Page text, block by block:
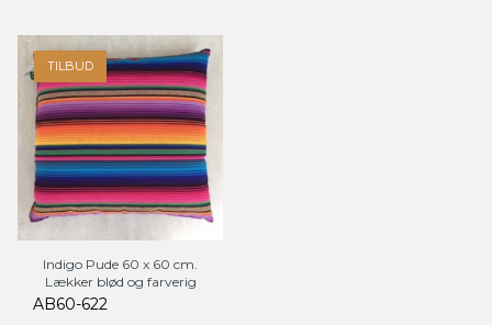
TILBUD
Indigo Pude 60 x 60 cm.
Lækker blød og farverig
AB60-622